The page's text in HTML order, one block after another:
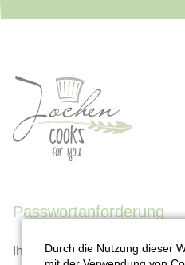
Passwortanforderung
Ihre Anforderung für ein
Durch die Nutzung dieser